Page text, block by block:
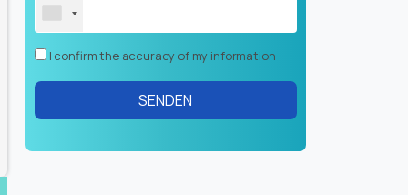
I confirm the accuracy of my information